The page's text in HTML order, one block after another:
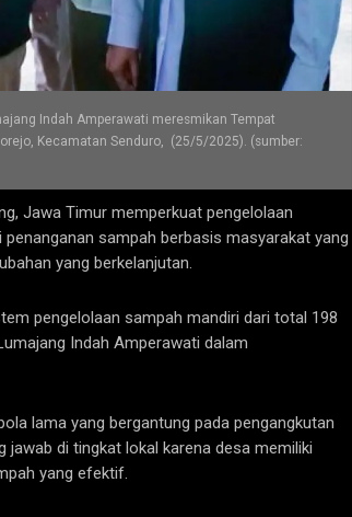
Indah Amperawati meresmikan Tempat
Kecamatan Senduro, (25/5/2025). (sumber:
Jawa Timur memperkuat pengelolaan
sampah berbasis masyarakat yang
yang berkelanjutan.
pengelolaan sampah mandiri dari total 198
Indah Amperawati dalam
lama yang bergantung pada pengangkutan
di tingkat lokal karena desa memiliki
yang efektif.